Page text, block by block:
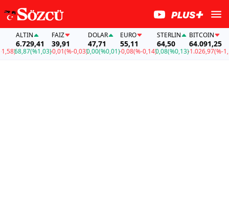
ALTIN
6.729,41
68,87(%1,03)
FAİZ
39,91
-0,01(%-0,03)
DOLAR
47,71
0,00(%0,01)
EURO
55,11
-0,08(%-0,14)
STERLIN
64,50
0,08(%0,13)
BITCOIN
64.091,25
-1.026,97(%-1,58)